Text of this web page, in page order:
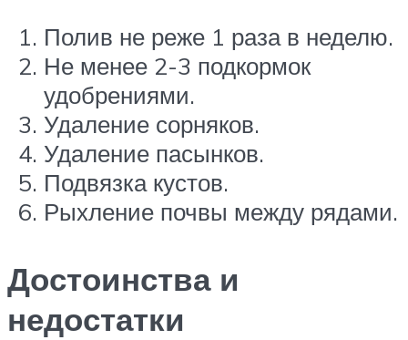
Полив не реже 1 раза в неделю.
Не менее 2-3 подкормок
удобрениями.
Удаление сорняков.
Удаление пасынков.
Подвязка кустов.
Рыхление почвы между рядами.
Достоинства и
недостатки